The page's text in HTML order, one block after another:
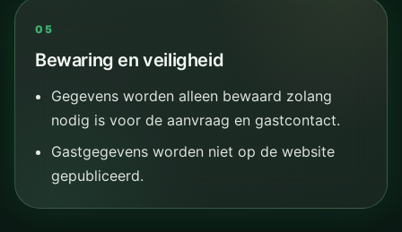
05
Bewaring en veiligheid
Gegevens worden alleen bewaard zolang
nodig is voor de aanvraag en gastcontact.
Gastgegevens worden niet op de website
gepubliceerd.